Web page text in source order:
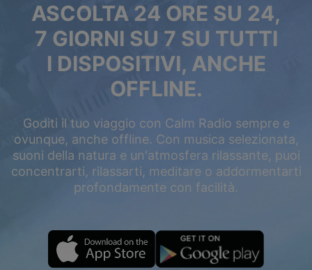
ASCOLTA 24 ORE SU 24,
7 GIORNI SU 7 SU TUTTI
I DISPOSITIVI, ANCHE
OFFLINE.
Goditi il tuo viaggio con Calm Radio sempre e
ovunque, anche offline. Con musica selezionata,
suoni della natura e un'atmosfera rilassante, puoi
concentrarti, rilassarti, meditare o addormentarti
profondamente con facilità.